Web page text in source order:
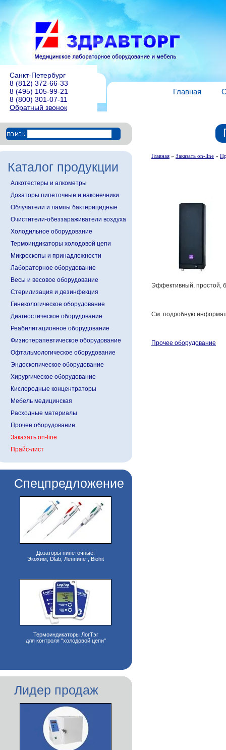
Санкт-Петербург
8 (812) 372-66-33
8 (495) 105-99-21
8 (800) 301-07-11
Обратный звонок
Главная
Каталог продукции
Алкотестеры и алкометры
Дозаторы пипеточные и наконечники
Облучатели и лампы бактерицидные
Очистители-обеззараживатели воздуха
Холодильное оборудование
Термоиндикаторы холодовой цепи
Микроскопы и принадлежности
Лабораторное оборудование
Весы и весовое оборудование
Стерилизация и дезинфекция
Гинекологическое оборудование
Диагностическое оборудование
Реабилитационное оборудование
Физиотерапевтическое оборудование
Офтальмологическое оборудование
Эндоскопическое оборудование
Хирургическое оборудование
Кислородные концентраторы
Мебель медицинская
Расходные материалы
Прочее оборудование
Заказать on-line
Прайс-лист
Спецпредложение
Дозаторы пипеточные:
Экохим, Dlab, Ленпипет, Biohit
Термоиндикаторы ЛогТэг
для контроля "холодовой цепи"
Лидер продаж
Главная » Заказать on-line »
Эффективный, простой,
См. подробную
Прочее оборудование